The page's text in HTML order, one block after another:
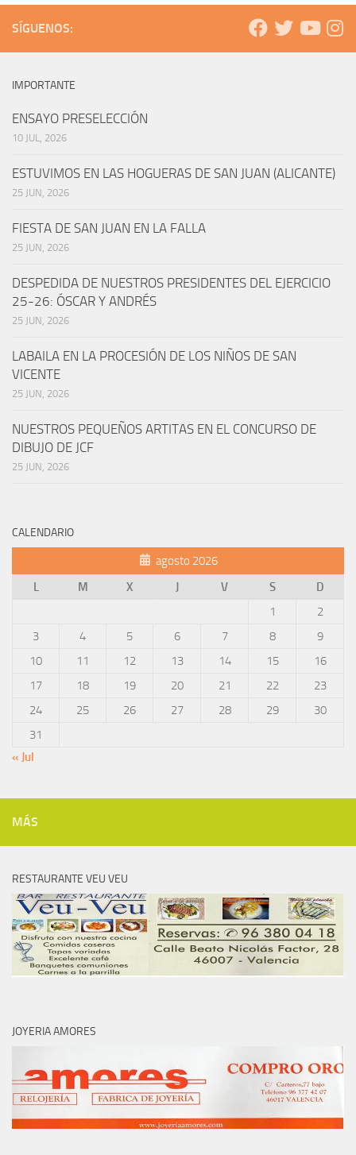
SÍGUENOS:
IMPORTANTE
ENSAYO PRESELECCIÓN
10 JUL, 2026
ESTUVIMOS EN LAS HOGUERAS DE SAN JUAN (ALICANTE)
25 JUN, 2026
FIESTA DE SAN JUAN EN LA FALLA
25 JUN, 2026
DESPEDIDA DE NUESTROS PRESIDENTES DEL EJERCICIO
25-26: ÓSCAR Y ANDRÉS
25 JUN, 2026
LABAILA EN LA PROCESIÓN DE LOS NIÑOS DE SAN
VICENTE
25 JUN, 2026
NUESTROS PEQUEÑOS ARTITAS EN EL CONCURSO DE
DIBUJO DE JCF
25 JUN, 2026
CALENDARIO
agosto 2026
L
M X J V S
D
1
2
3
4 5 6 7 8
9
10
11 12 13 14 15
16
17
18 19 20 21 22
23
24
25 26 27 28 29
30
31
« Jul
MÁS
RESTAURANTE VEU VEU
JOYERIA AMORES